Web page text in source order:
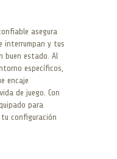
asegura
interrumpan y tus
buen estado. Al
específicos,
encaje
de juego. Con
para
tu configuración